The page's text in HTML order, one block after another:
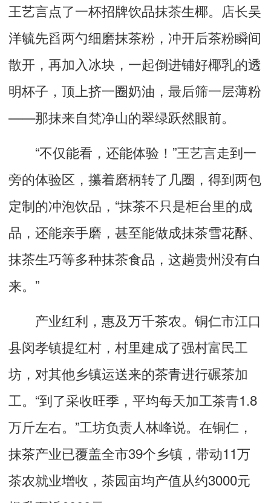
王艺言点了一杯招牌饮品抹茶生椰。店长吴
洋毓先舀两勺细磨抹茶粉，冲开后茶粉瞬间
散开，再加入冰块，一起倒进铺好椰乳的透
明杯子，顶上挤一圈奶油，最后筛一层薄粉
——那抹来自梵净山的翠绿跃然眼前。
“不仅能看，还能体验！”王艺言走到一
旁的体验区，攥着磨柄转了几圈，得到两包
定制的冲泡饮品，“抹茶不只是柜台里的成
品，还能亲手磨，甚至能做成抹茶雪花酥、
抹茶生巧等多种抹茶食品，这趟贵州没有白
来。”
产业红利，惠及万千茶农。铜仁市江口
县闵孝镇提红村，村里建成了强村富民工
坊，对其他乡镇运送来的茶青进行碾茶加
工。“到了采收旺季，平均每天加工茶青1.8
万斤左右。”工坊负责人林峰说。在铜仁，
抹茶产业已覆盖全市39个乡镇，带动11万
茶农就业增收，茶园亩均产值从约3000元